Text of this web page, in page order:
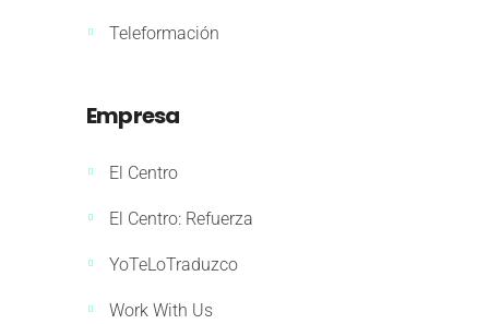
Teleformación
Empresa
El Centro
El Centro: Refuerza
YoTeLoTraduzco
Work With Us